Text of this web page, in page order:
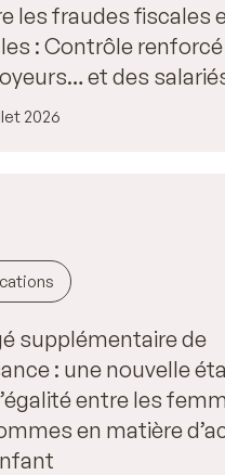
les fraudes fiscales
: Contrôle
et des
2026
supplémentaire de
: une nouvelle
entre les
en matière